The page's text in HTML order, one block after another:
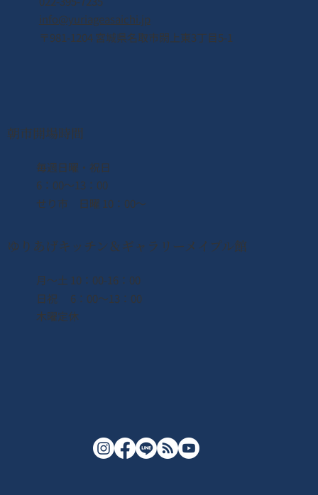
7/26周遊船運休のお知らせ
info@yuriageasaichi.jp
〒981-1204 宮城県名取市閖上東3丁目5-1
朝市開場時間
​毎週日曜・祝日
6：00〜13：00
せり市 日曜 10：00〜
ゆりあげキッチン＆ギャラリーメイプル館
月〜土 10：00-16：00
日祝 6：00〜13：00
木曜定休